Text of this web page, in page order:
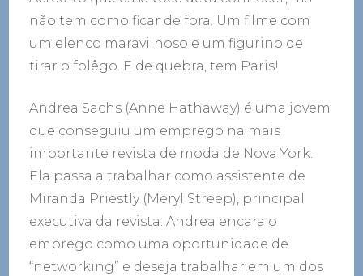
não tem como ficar de fora. Um filme com
um elenco maravilhoso e um figurino de
tirar o folêgo. E de quebra, tem Paris!
Andrea Sachs (Anne Hathaway) é uma jovem
que conseguiu um emprego na mais
importante revista de moda de Nova York.
Ela passa a trabalhar como assistente de
Miranda Priestly (Meryl Streep), principal
executiva da revista. Andrea encara o
emprego como uma oportunidade de
“networking” e deseja trabalhar em um dos